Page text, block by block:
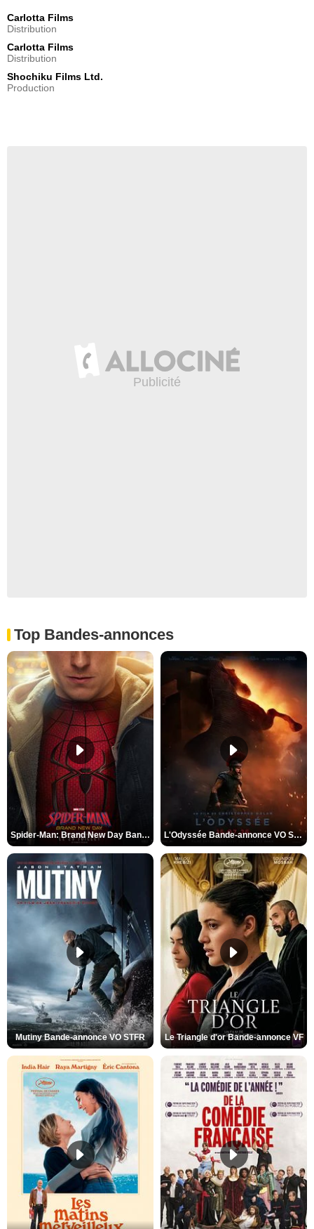
Carlotta Films
Distribution
Carlotta Films
Distribution
Shochiku Films Ltd.
Production
Top Bandes-annonces
Spider-Man: Brand New Day Bande-annonce VO STFR L'Odyssée Bande-annonce VO STFR
Mutiny Bande-annonce VO STFR Le Triangle d'or Bande-annonce VF